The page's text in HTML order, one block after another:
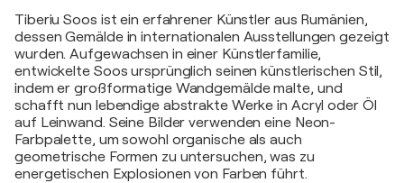
Tiberiu Soos ist ein erfahrener Künstler aus Rumänien,
dessen Gemälde in internationalen Ausstellungen gezeigt
wurden. Aufgewachsen in einer Künstlerfamilie,
entwickelte Soos ursprünglich seinen künstlerischen Stil,
indem er großformatige Wandgemälde malte, und
schafft nun lebendige abstrakte Werke in Acryl oder Öl
auf Leinwand. Seine Bilder verwenden eine Neon-
Farbpalette, um sowohl organische als auch
geometrische Formen zu untersuchen, was zu
energetischen Explosionen von Farben führt.